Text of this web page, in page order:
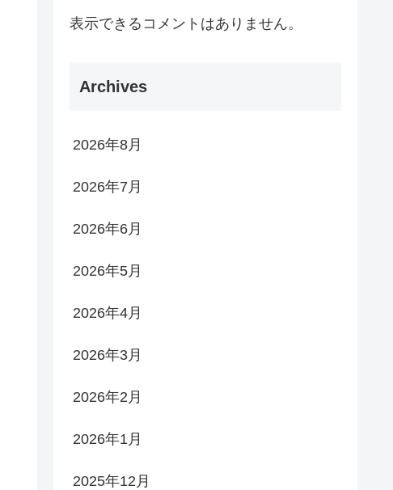
表示できるコメントはありません。
Archives
2026年8月
2026年7月
2026年6月
2026年5月
2026年4月
2026年3月
2026年2月
2026年1月
2025年12月